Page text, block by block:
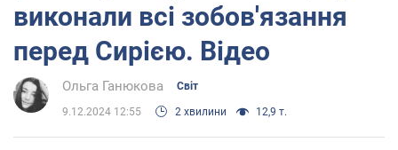
виконали всі зобов'язання
перед Сирією. Відео
Ольга Ганюкова Світ
9.12.2024 12:55 2 хвилини 12,9 т.